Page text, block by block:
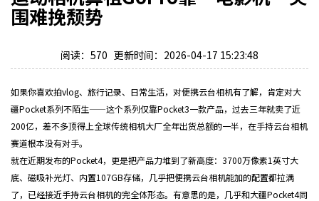
于围难挽颓势
阅读：570 更新时间：2026-04-17 15:23:48
如果你喜欢拍vlog、旅行记录、日常生活，对便携云台相机有了解，肯定对大
疆Pocket系列不陌生——这个系列仅靠Pocket3一款产品，过去三年就卖了近
200亿，差不多顶得上全球传统相机大厂全年出货总额的一半，在手持云台相机
赛道根本没有对手。
就在近期发布的Pocket4，更是把产品力堆到了新高度：3700万像素1英寸大
底、磁吸补光灯、内置107GB存储，几乎把便携云台相机能加的配置都拉满
了，已经接近手持云台相机的完全体形态。有意思的是，几乎和大疆Pocket4同